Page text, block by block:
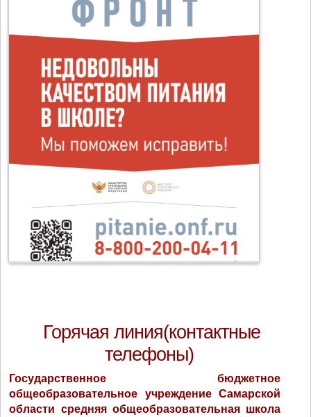
Горячая линия(контактные
телефоны)
Государственное бюджетное
общеобразовательное учреждение Самарской
области средняя общеобразовательная школа